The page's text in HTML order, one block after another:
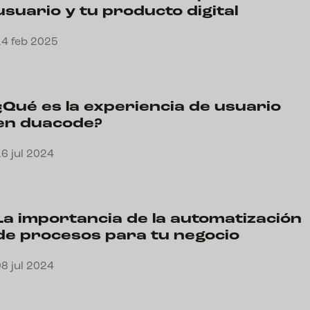
y tu producto digital
feb 2025
es la experiencia de usuario
duacode?
jul 2024
importancia de la automatización
procesos para tu negocio
jul 2024